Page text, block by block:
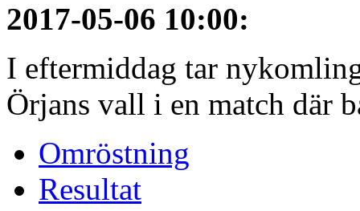
2017-05-06 10:00:
I eftermiddag tar
Örjans vall i en match där
Omröstning
Resultat